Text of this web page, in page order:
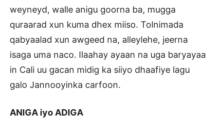
weyneyd, walle anigu goorna ba, mugga
quraarad xun kuma dhex miiso. Tolnimada
qabyaalad xun awgeed na, alleylehe, jeerna
isaga uma naco. Ilaahay ayaan na uga baryayaa
in Cali uu gacan midig ka siiyo dhaafiye lagu
galo Jannooyinka carfoon.
ANIGA iyo ADIGA